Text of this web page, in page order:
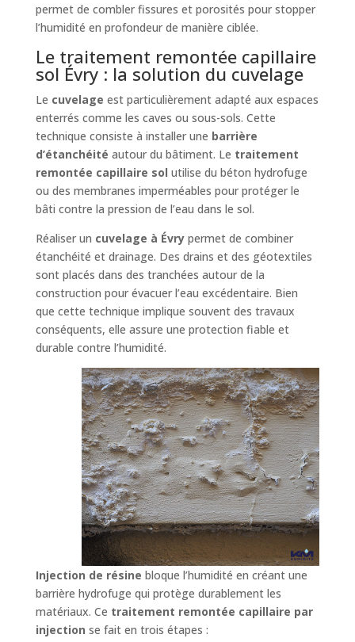
permet de combler fissures et porosités pour stopper
l’humidité en profondeur de manière ciblée.
Le traitement remontée capillaire
sol Évry : la solution du cuvelage
Le cuvelage est particulièrement adapté aux espaces
enterrés comme les caves ou sous-sols. Cette
technique consiste à installer une barrière
d’étanchéité autour du bâtiment. Le traitement
remontée capillaire sol utilise du béton hydrofuge
ou des membranes imperméables pour protéger le
bâti contre la pression de l’eau dans le sol.
Réaliser un cuvelage à Évrypermet de combiner
étanchéité et drainage. Des drains et des géotextiles
sont placés dans des tranchées autour de la
construction pour évacuer l’eau excédentaire. Bien
que cette technique implique souvent des travaux
conséquents, elle assure une protection fiable et
durable contre l’humidité.
Injection de résine bloque l’humidité en créant une
barrière hydrofuge qui protège durablement les
matériaux. Ce traitement remontée capillaire par
injection se fait en trois étapes :